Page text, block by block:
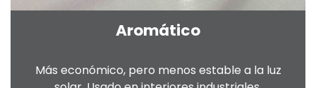
Aromático
Más económico, pero menos estable a la luz